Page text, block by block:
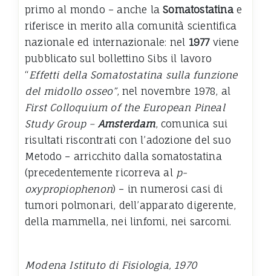
primo al mondo – anche laSomatostatinae
riferisce in merito alla comunità scientifica
nazionale ed internazionale: nel 1977viene
pubblicato sul bollettino Sibs il lavoro
“Effetti della Somatostatina sulla funzione
del midollo osseo”, nel novembre 1978, al
First Colloquium of the European Pineal
Study Group – Amsterdam, comunica sui
risultati riscontrati con l’adozione del suo
Metodo – arricchito dalla somatostatina
(precedentemente ricorreva al p-
oxypropiophenon) – in numerosi casi di
tumori polmonari, dell’apparato digerente,
della mammella, nei linfomi, nei sarcomi.
Modena Istituto di Fisiologia, 1970